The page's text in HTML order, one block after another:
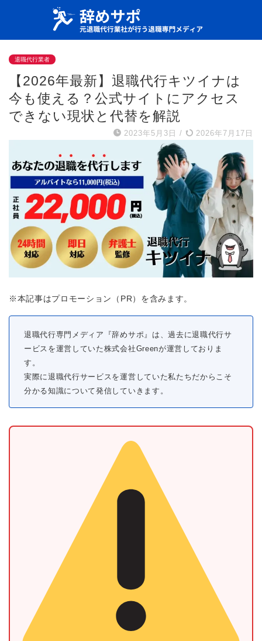
退職代行業者
【2026年最新】退職代行キツイナは
今も使える？公式サイトにアクセス
できない現状と代替を解説
2023年5月3日 / 2026年7月17日
※本記事はプロモーション（PR）を含みます。
退職代行専門メディア『辞めサポ』は、過去に退職代行サ
ービスを運営していた株式会社Greenが運営しておりま
す。
実際に退職代行サービスを運営していた私たちだからこそ
分かる知識について発信していきます。